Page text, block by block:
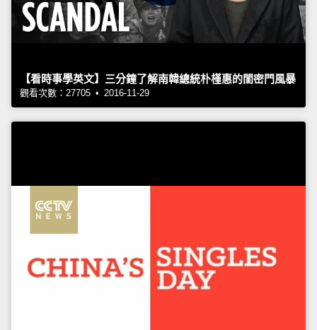
【看時事學英文】三分鐘了解南韓總統朴槿惠的閨密門風暴
觀看次數：27705 • 2016-11-29